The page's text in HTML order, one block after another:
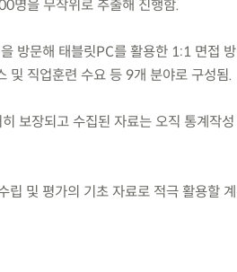
명을 무작위로 추출해 진행함.
방문해 태블릿PC를 활용한 1:1 면접
및 직업훈련 수요 등 9개 분야로 구성됨.
보장되고 수집된 자료는 오직 통계작
및 평가의 기초 자료로 적극 활용할